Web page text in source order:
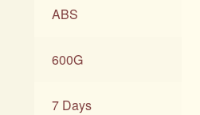
ABS
600G
7 Days